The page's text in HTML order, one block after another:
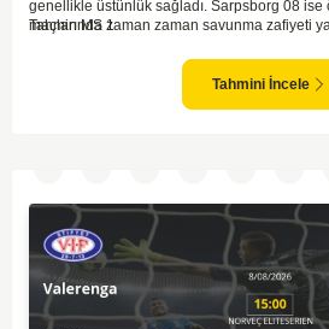
genellikle üstünlük sağladı. Sarpsborg 08
maçlarında zaman zaman savunma zafiyeti
yapıyor. Sarpsborg'un ise sürpriz yapabilme
genellikle güçlü rakipler karşısında
doğrultuda, Viking'in galibiyete yakın
Tahmin MS 1
Tahmini İncele